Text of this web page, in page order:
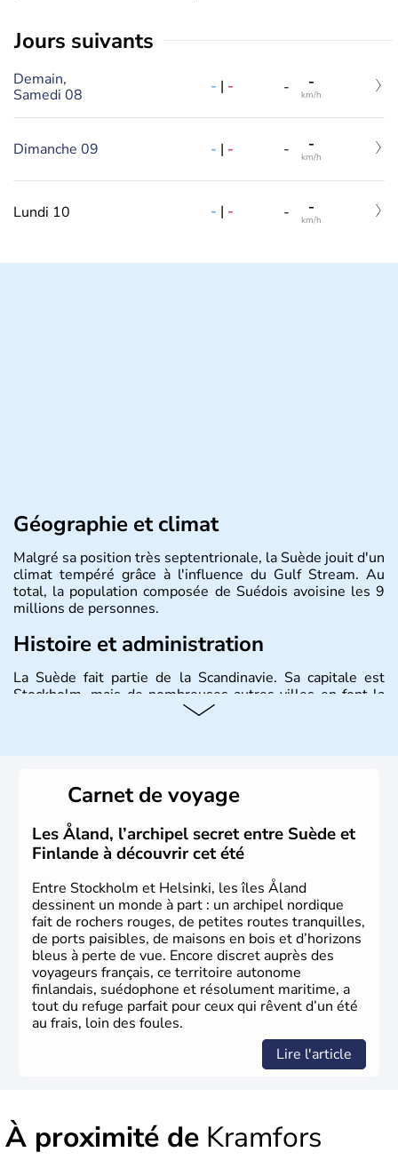
jours suivants
Demain,
Samedi 08
- | - - -
km/h
Dimanche 09 - | - - -
km/h
Lundi 10 - | - - -
km/h
Géographie et climat
Malgré sa position très septentrionale, la Suède jouit d'un
climat tempéré grâce à l'influence du Gulf Stream. Au
total, la population composée de Suédois avoisine les 9
millions de personnes.
Histoire et administration
La Suède fait partie de la Scandinavie. Sa capitale est
Stockholm, mais de nombreuses autres villes en font la
renommée comme Malmö et Göteborg. Elle fait partie de
de cuivre et de bois.
Carnet de voyage
Les Åland, l’archipel secret entre Suède et
Finlande à découvrir cet été
Entre Stockholm et Helsinki, les îles Åland
dessinent un monde à part : un archipel nordique
fait de rochers rouges, de petites routes tranquilles,
de ports paisibles, de maisons en bois et d’horizons
bleus à perte de vue. Encore discret auprès des
voyageurs français, ce territoire autonome
finlandais, suédophone et résolument maritime, a
tout du refuge parfait pour ceux qui rêvent d’un été
au frais, loin des foules.
Lire l'article
À proximité de Kramfors